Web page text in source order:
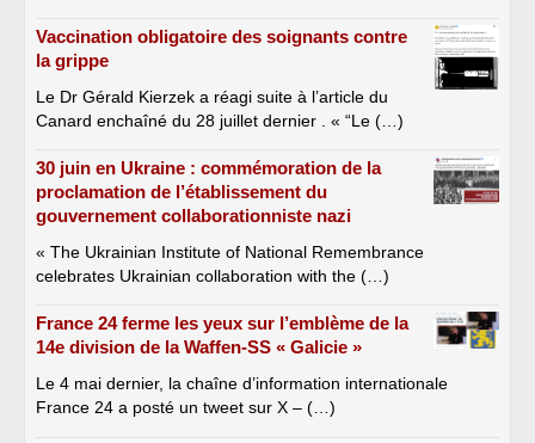
Vaccination obligatoire des soignants contre
la grippe
Le Dr Gérald Kierzek a réagi suite à l’article du
Canard enchaîné du 28 juillet dernier . « “Le (…)
30 juin en Ukraine : commémoration de la
proclamation de l’établissement du
gouvernement collaborationniste nazi
« The Ukrainian Institute of National Remembrance
celebrates Ukrainian collaboration with the (…)
France 24 ferme les yeux sur l’emblème de la
14e division de la Waffen-SS « Galicie »
Le 4 mai dernier, la chaîne d’information internationale
France 24 a posté un tweet sur X – (…)